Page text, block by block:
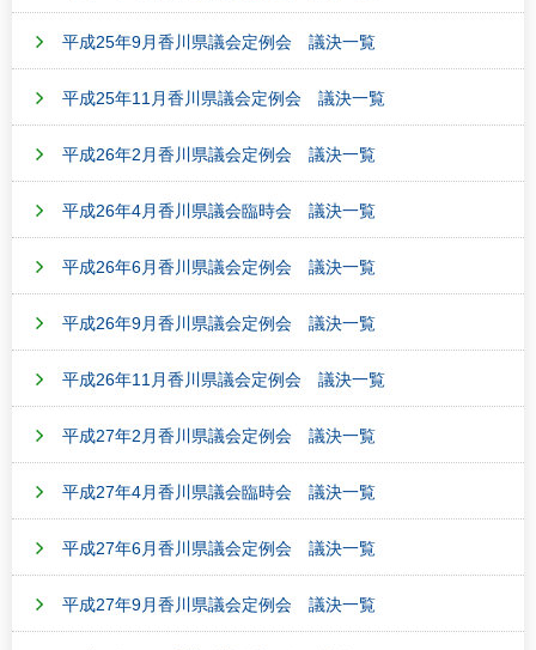
平成25年9月香川県議会定例会 議決一覧
平成25年11月香川県議会定例会 議決一覧
平成26年2月香川県議会定例会 議決一覧
平成26年4月香川県議会臨時会 議決一覧
平成26年6月香川県議会定例会 議決一覧
平成26年9月香川県議会定例会 議決一覧
平成26年11月香川県議会定例会 議決一覧
平成27年2月香川県議会定例会 議決一覧
平成27年4月香川県議会臨時会 議決一覧
平成27年6月香川県議会定例会 議決一覧
平成27年9月香川県議会定例会 議決一覧